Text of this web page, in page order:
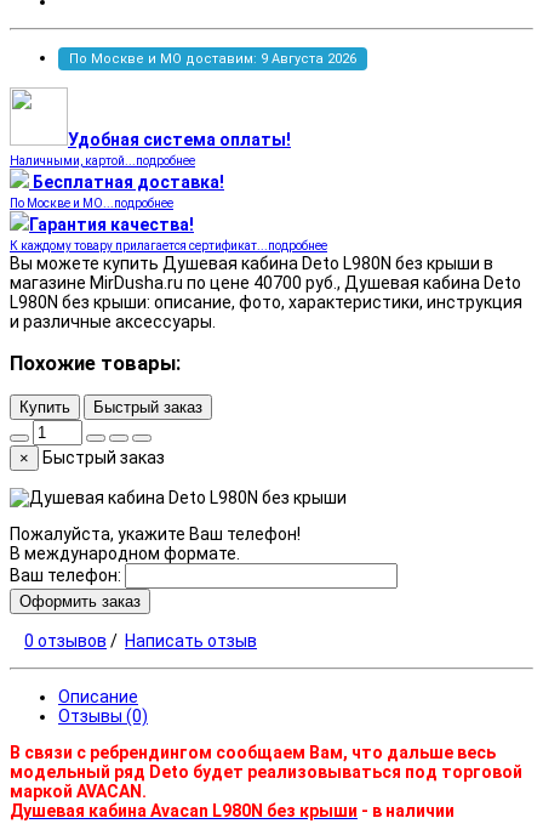
По Москве и МО доставим: 9 Августа 2026
Удобная система оплаты!
Наличными, картой...подробнее
Бесплатная доставка!
По Москве и МО...подробнее
Гарантия качества!
К каждому товару прилагается сертификат...подробнее
Вы можете купить Душевая кабина Deto L980N без крыши в
магазине MirDusha.ru по цене 40700 руб., Душевая кабина Deto
L980N без крыши: описание, фото, характеристики, инструкция
и различные аксессуары.
Похожие товары:
Купить Быстрый заказ
× Быстрый заказ
Пожалуйста, укажите Ваш телефон!
В международном формате.
Ваш телефон:
Оформить заказ
0 отзывов / Написать отзыв
Описание
Отзывы (0)
В связи с ребрендингом сообщаем Вам, что дальше весь
модельный ряд Deto будет реализовываться под торговой
маркой AVACAN.
Душевая кабина Avacan L980N без крыши - в наличии